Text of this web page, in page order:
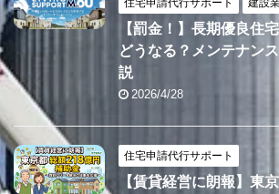
【罰金！】長期優良住
どうなる？メンテナン
説
2026/4/28
住宅申請代行サポート
【賃貸経営に朗報】東